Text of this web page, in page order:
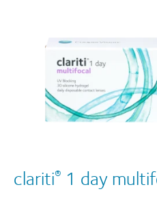
clariti® 1 day